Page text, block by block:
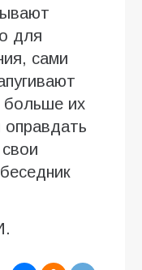
для
сами
их